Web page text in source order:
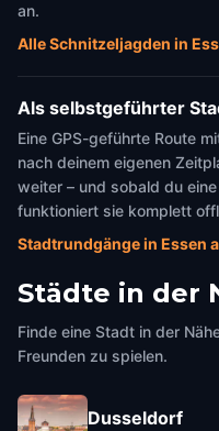
an.
Alle Schnitzeljagden in
Als selbstgeführter
Eine GPS-geführte Route
nach deinem eigenen
weiter – und sobald du
funktioniert sie komplett
Stadtrundgänge in Essen
Städte in der
Finde eine Stadt in der
Freunden zu spielen.
Dusseldorf